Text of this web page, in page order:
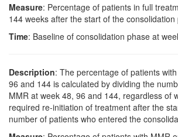
Measure: Percentage of patients in full
144 weeks after the start of the consolidation
Time: Baseline of consolidation phase at
Description: The percentage of patients
96 and 144 is calculated by dividing the
MMR at week 48, 96 and 144, regardless of
required re-initiation of treatment after the
number of patients who entered the